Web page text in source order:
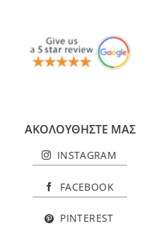
ΑΚΟΛΟΥΘΗΣΤΕ ΜΑΣ
INSTAGRAM
FACEBOOK
PINTEREST